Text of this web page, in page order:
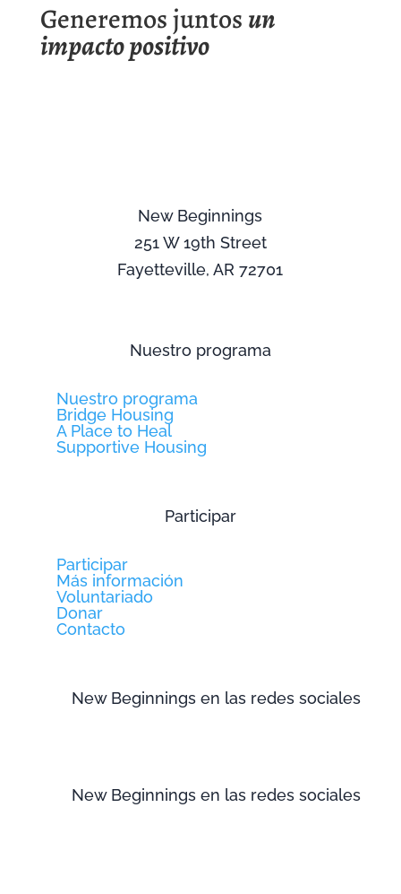
Generemos juntos un
impacto positivo
New Beginnings
251 W 19th Street
Fayetteville, AR 72701
Nuestro programa
Nuestro programa
Bridge Housing
A Place to Heal
Supportive Housing
Participar
Participar
Más información
Voluntariado
Donar
Contacto
New Beginnings en las redes sociales
New Beginnings en las redes sociales